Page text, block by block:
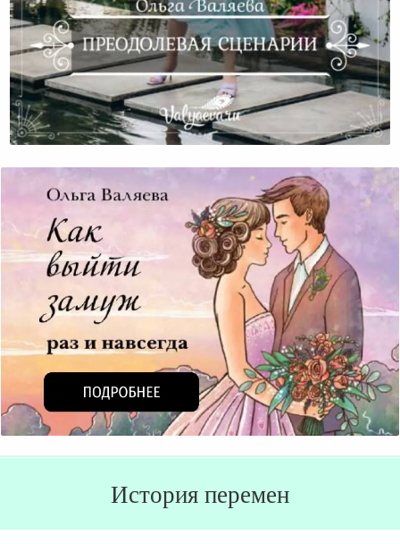
Преодолевая Сценарии
История перемен